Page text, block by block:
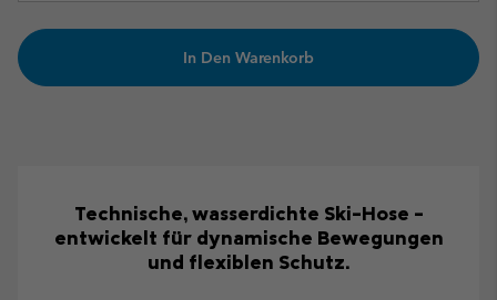
In Den Warenkorb
Technische, wasserdichte Ski-Hose –
entwickelt für dynamische Bewegungen
und flexiblen Schutz.